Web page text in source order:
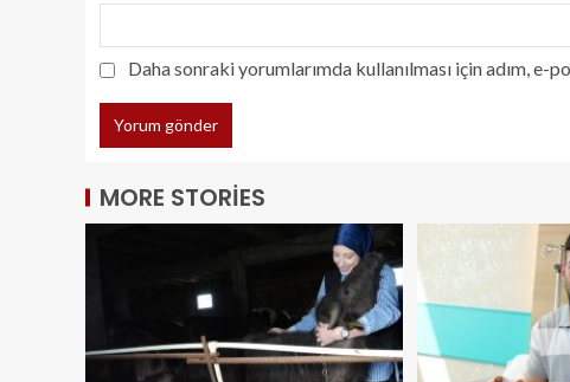
Daha sonraki yorumlarımda kullanılması için adım, e-
MORE STORIES